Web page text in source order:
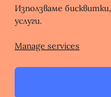
Използваме
услуги.
Manage services
info-
Facebook
Youtube